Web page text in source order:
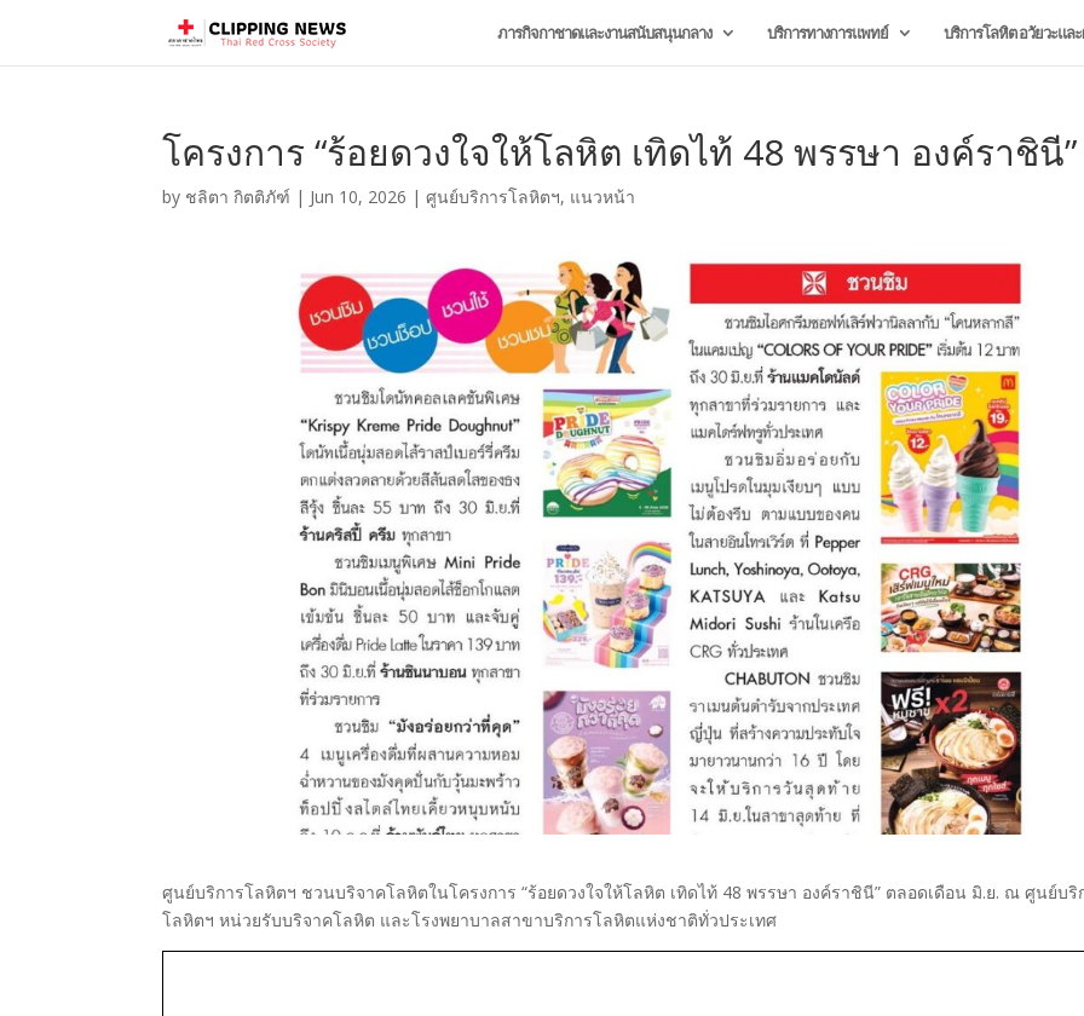
ภารกิจกาชาดและงานสนับสนุนกลาง บริการทางการแพทย์ บริการโลหิต อวัยวะแ
โครงการ “ร้อยดวงใจให้โลหิต เทิดไท้ 48 พรรษา องค์ราชินี”
by ชลิตา กิตติภัฑ์ | Jun 10, 2026 |ศูนย์บริการโลหิตฯ, แนวหน้า
ศูนย์บริการโลหิตฯ ชวนบริจาคโลหิตในโครงการ “ร้อยดวงใจให้โลหิต เทิดไท้ 48 พรรษา องค์ราชินี” ตลอดเดือน มิ.ย. ณ ศูนย์บริ
โลหิตฯ หน่วยรับบริจาคโลหิต และโรงพยาบาลสาขาบริการโลหิตแห่งชาติทั่วประเทศ